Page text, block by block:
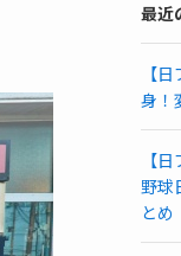
最近
【
身！
【
野球
とめ